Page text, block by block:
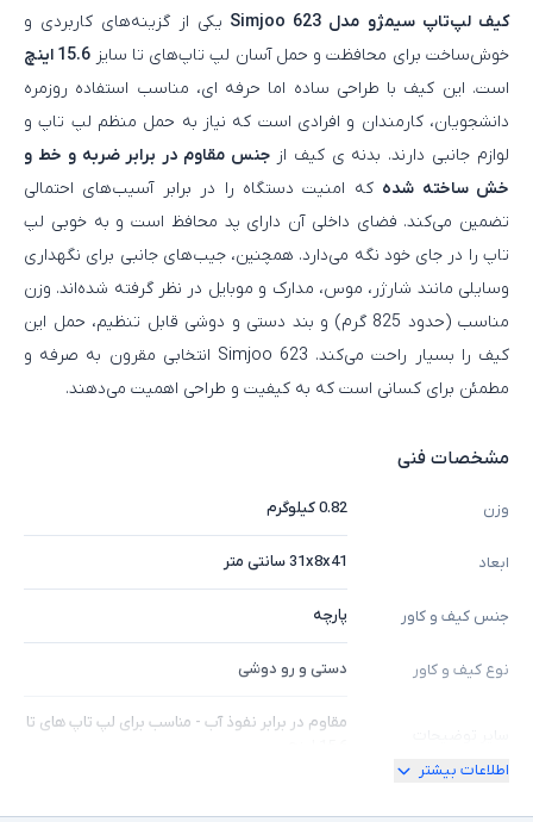
کیف لپ‌تاپ سیمژو مدل Simjoo 623
یکی از گزینه‌های کاربردی و
خوش‌ساخت برای محافظت و حمل آسان لپ‌ تاپ‌های تا سایز 15.6 اینچ
است. این کیف با طراحی ساده اما حرفه‌ ای، مناسب استفاده روزمره
دانشجویان، کارمندان و افرادی است که نیاز به حمل منظم لپ‌ تاپ و
لوازم جانبی دارند. بدنه‌ ی کیف از جنس مقاوم در برابر ضربه و خط‌ و
خش ساخته شده که امنیت دستگاه را در برابر آسیب‌های احتمالی
تضمین می‌کند. فضای داخلی آن دارای پد محافظ است و به‌ خوبی لپ‌
تاپ را در جای خود نگه می‌دارد. همچنین، جیب‌های جانبی برای نگهداری
وسایلی مانند شارژر، موس، مدارک و موبایل در نظر گرفته شده‌اند. وزن
مناسب (حدود 825 گرم) و بند دستی و دوشی قابل تنظیم، حمل این
کیف را بسیار راحت می‌کند. Simjoo 623 انتخابی مقرون‌ به‌ صرفه و
مطمئن برای کسانی است که به کیفیت و طراحی اهمیت می‌دهند.
مشخصات فنی
وزن 0.82 کیلوگرم
ابعاد 31x8x41 سانتی متر
جنس کیف و کاور پارچه
نوع کیف و کاور دستی و رو دوشی
مقاوم در برابر نفوذ آب - مناسب برای لپ تاپ های تا
اطلاعات بیشتر